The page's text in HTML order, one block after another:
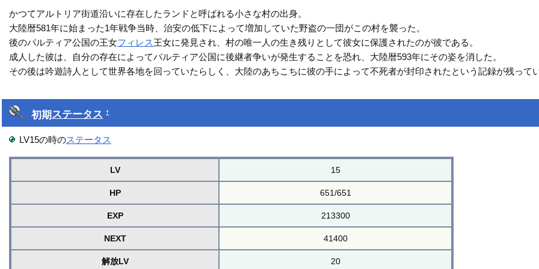
かつてアルトリア街道沿いに存在したランドと呼ばれる小さな村の出身。
大陸暦581年に始まった1年戦争当時、治安の低下によって増加していた野盗の一団がこの村を襲った。
後のパルティア公国の王女フィレス王女に発見され、村の唯一人の生き残りとして彼女に保護されたのが彼である。
成人した彼は、自分の存在によってパルティア公国に後継者争いが発生することを恐れ、大陸暦593年にその姿を消した。
その後は吟遊詩人として世界各地を回っていたらしく、大陸のあちこちに彼の手によって不死者が封印されたという記録が残って
初期ステータス †
LV15の時のステータス
LV 15
HP 651/651
EXP 213300
NEXT 41400
解放LV 20